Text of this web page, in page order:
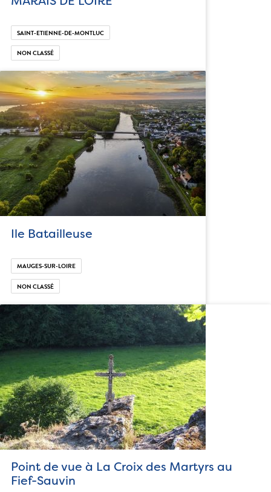
SAINT-ETIENNE-DE-MONTLUC
NON CLASSÉ
Ile Batailleuse
MAUGES-SUR-LOIRE
NON CLASSÉ
Point de vue à La Croix des Martyrs au
Fief-Sauvin